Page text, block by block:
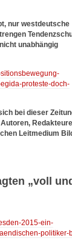
nur westdeutsche
unabhängig
proteste-doch-
bei dieser
Leitmedium
„voll
2015-ein-
politiker-